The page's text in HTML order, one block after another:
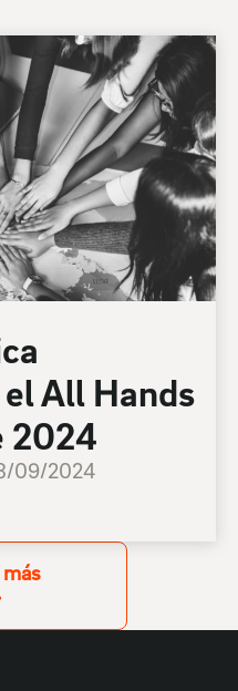
All Hands
2024
09/2024